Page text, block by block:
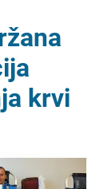
krvi